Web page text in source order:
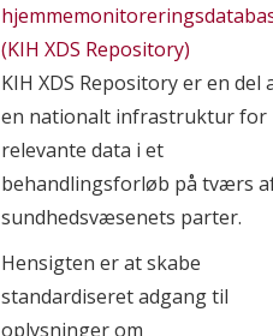
(KIH XDS Repository)
KIH XDS Repository er en del
en nationalt infrastruktur for
relevante data i et
behandlingsforløb på tværs
sundhedsvæsenets parter.
Hensigten er at skabe
standardiseret adgang til
oplysninger om